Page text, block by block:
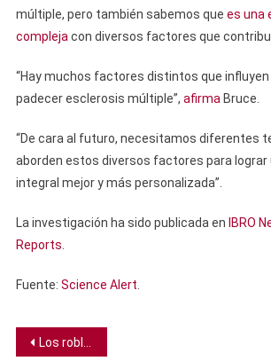
múltiple, pero también sabemos que es una
compleja con diversos factores que
“Hay muchos factores distintos que influyen
padecer esclerosis múltiple”, afirma Bruce.
“De cara al futuro, necesitamos diferentes
aborden estos diversos factores para lograr
integral mejor y más personalizada”.
La investigación ha sido publicada en IBRO
Reports
Fuente: Science Alert
Navegación
Los robles pueden retrasar la aparición de sus hojas en primavera para evitar a las orugas